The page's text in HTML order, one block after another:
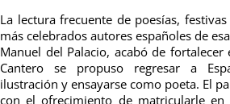
La lectura frecuente de poesías,
más celebrados autores españoles de
Manuel del Palacio, acabó de
Cantero se propuso regresar a
ilustración y ensayarse como poeta. El
con el ofrecimiento de matricularle